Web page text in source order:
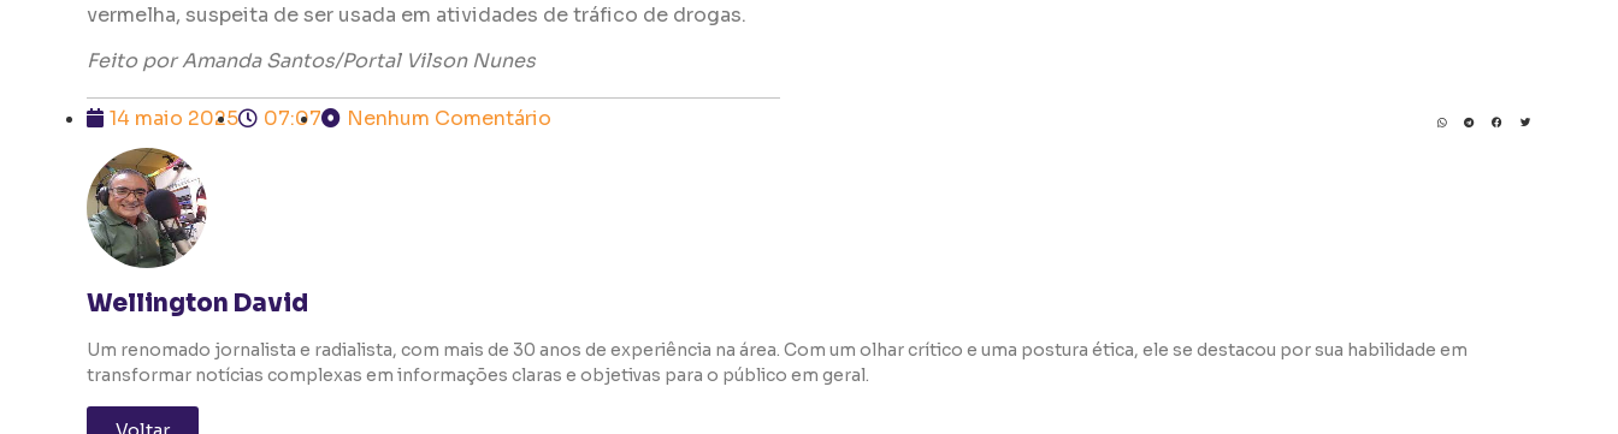
vermelha, suspeita de ser usada em atividades de tráfico de drogas.
Feito por Amanda Santos/Portal Vilson Nunes
14 maio 2025 07:07 Nenhum Comentário
Wellington David
Um renomado jornalista e radialista, com mais de 30 anos de experiência na área. Com um olhar crítico e uma postura ética, ele se destacou por sua habilidade em
transformar notícias complexas em informações claras e objetivas para o público em geral.